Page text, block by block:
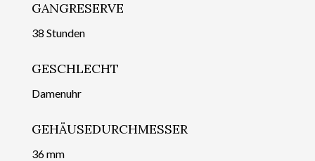
GANGRESERVE
38 Stunden
GESCHLECHT
Damenuhr
GEHÄUSEDURCHMESSER
36 mm